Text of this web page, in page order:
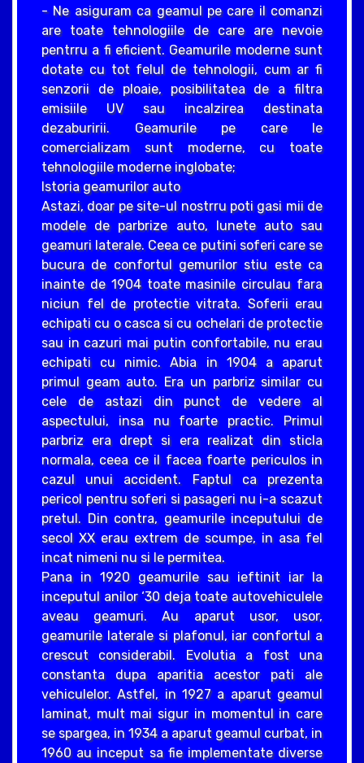
- Ne asiguram ca geamul pe care il comanzi
are toate tehnologiile de care are nevoie
pentrru a fi eficient. Geamurile moderne sunt
dotate cu tot felul de tehnologii, cum ar fi
senzorii de ploaie, posibilitatea de a filtra
emisiile UV sau incalzirea destinata
dezaburirii. Geamurile pe care le
comercializam sunt moderne, cu toate
tehnologiile moderne inglobate;
Istoria geamurilor auto
Astazi, doar pe site-ul nostrru poti gasi mii de
modele de parbrize auto, lunete auto sau
geamuri laterale. Ceea ce putini soferi care se
bucura de confortul gemurilor stiu este ca
inainte de 1904 toate masinile circulau fara
niciun fel de protectie vitrata. Soferii erau
echipati cu o casca si cu ochelari de protectie
sau in cazuri mai putin confortabile, nu erau
echipati cu nimic. Abia in 1904 a aparut
primul geam auto. Era un parbriz similar cu
cele de astazi din punct de vedere al
aspectului, insa nu foarte practic. Primul
parbriz era drept si era realizat din sticla
normala, ceea ce il facea foarte periculos in
cazul unui accident. Faptul ca prezenta
pericol pentru soferi si pasageri nu i-a scazut
pretul. Din contra, geamurile inceputului de
secol XX erau extrem de scumpe, in asa fel
incat nimeni nu si le permitea.
Pana in 1920 geamurile sau ieftinit iar la
inceputul anilor ‘30 deja toate autovehiculele
aveau geamuri. Au aparut usor, usor,
geamurile laterale si plafonul, iar confortul a
crescut considerabil. Evolutia a fost una
constanta dupa aparitia acestor pati ale
vehiculelor. Astfel, in 1927 a aparut geamul
laminat, mult mai sigur in momentul in care
se spargea, in 1934 a aparut geamul curbat, in
1960 au inceput sa fie implementate diverse